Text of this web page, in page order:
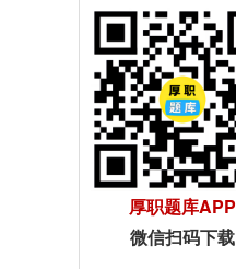
厚职题库APP
微信扫码下载